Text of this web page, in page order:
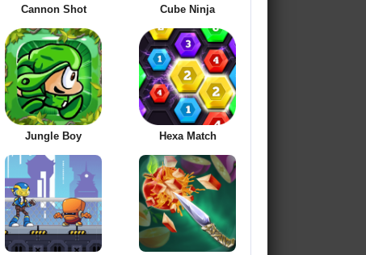
Cannon Shot Cube Ninja
Jungle Boy Hexa Match